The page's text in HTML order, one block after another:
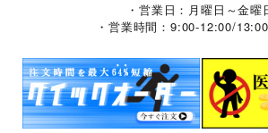
・営業日：月曜日～金曜
・営業時間：9:00-12:00/